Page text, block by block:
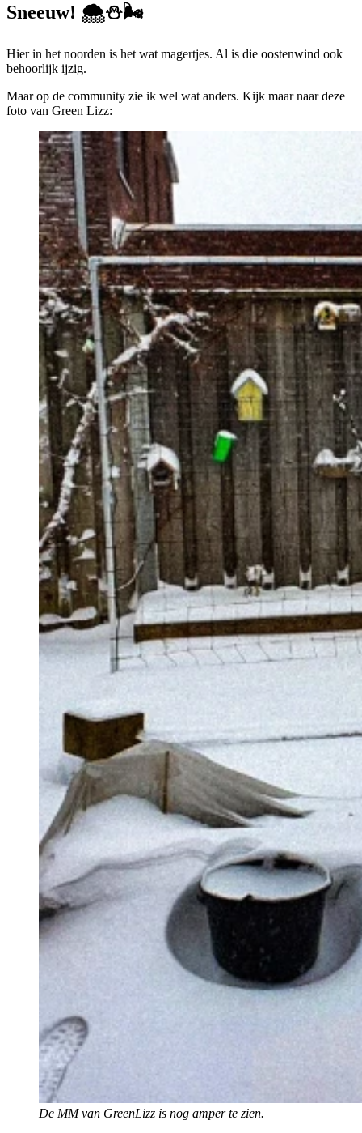
Sneeuw! 🌨⛄️🌬
Hier in het noorden is het wat magertjes. Al is die oostenwind ook
behoorlijk ijzig.
Maar op de community zie ik wel wat anders. Kijk maar naar deze
foto van Green Lizz:
De MM van GreenLizz is nog amper te zien.